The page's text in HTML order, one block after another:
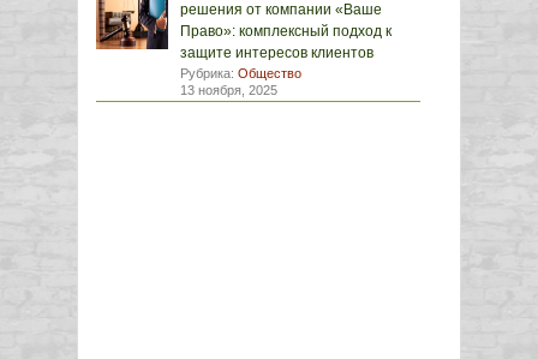
решения от компании «Ваше
Право»: комплексный подход к
защите интересов клиентов
Рубрика: Общество
13 ноября, 2025